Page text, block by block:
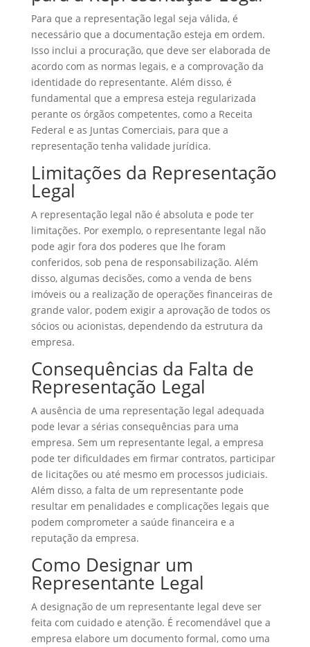
Para que a representação legal seja válida, é
necessário que a documentação esteja em ordem.
Isso inclui a procuração, que deve ser elaborada de
acordo com as normas legais, e a comprovação da
identidade do representante. Além disso, é
fundamental que a empresa esteja regularizada
perante os órgãos competentes, como a Receita
Federal e as Juntas Comerciais, para que a
representação tenha validade jurídica.
Limitações da Representação
Legal
A representação legal não é absoluta e pode ter
limitações. Por exemplo, o representante legal não
pode agir fora dos poderes que lhe foram
conferidos, sob pena de responsabilização. Além
disso, algumas decisões, como a venda de bens
imóveis ou a realização de operações financeiras de
grande valor, podem exigir a aprovação de todos os
sócios ou acionistas, dependendo da estrutura da
empresa.
Consequências da Falta de
Representação Legal
A ausência de uma representação legal adequada
pode levar a sérias consequências para uma
empresa. Sem um representante legal, a empresa
pode ter dificuldades em firmar contratos, participar
de licitações ou até mesmo em processos judiciais.
Além disso, a falta de um representante pode
resultar em penalidades e complicações legais que
podem comprometer a saúde financeira e a
reputação da empresa.
Como Designar um
Representante Legal
A designação de um representante legal deve ser
feita com cuidado e atenção. É recomendável que a
empresa elabore um documento formal, como uma